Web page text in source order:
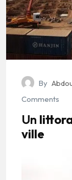
By
Comments
Un
ville